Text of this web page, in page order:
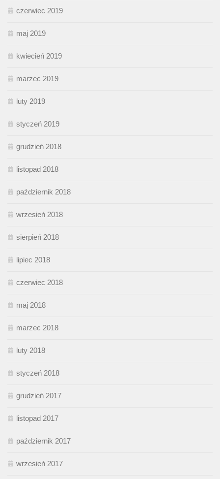
czerwiec 2019
maj 2019
kwiecień 2019
marzec 2019
luty 2019
styczeń 2019
grudzień 2018
listopad 2018
październik 2018
wrzesień 2018
sierpień 2018
lipiec 2018
czerwiec 2018
maj 2018
marzec 2018
luty 2018
styczeń 2018
grudzień 2017
listopad 2017
październik 2017
wrzesień 2017